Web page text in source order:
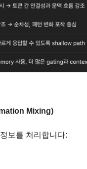
Mixing)
보를 처리합니다: